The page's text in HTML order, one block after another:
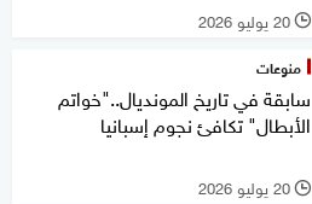
l 20 يوليو 2026
منوعات
سابقة في تاريخ المونديال.."خواتم
الأبطال" تكافئ نجوم إسبانيا
l 20 يوليو 2026